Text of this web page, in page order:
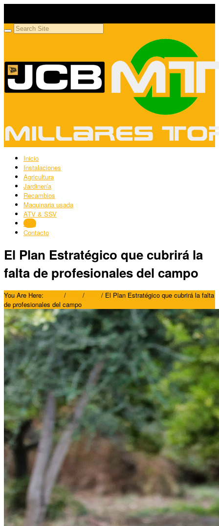
Inicio
Instalaciones
Agricultura
Jardinería
Recambios
Maquinaria usada
ATV & SSV
Blog
Contacto
El Plan Estratégico que cubrirá la
falta de profesionales del campo
You Are Here: / / / El Plan Estratégico que cubrirá la falta
de profesionales del campo